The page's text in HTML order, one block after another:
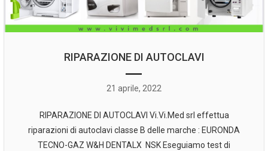
RIPARAZIONE DI AUTOCLAVI
21 aprile, 2022
RIPARAZIONE DI AUTOCLAVI Vi.Vi.Med srl effettua
riparazioni di autoclavi classe B delle marche : EURONDA
TECNO-GAZ W&H DENTALX NSK Eseguiamo test di